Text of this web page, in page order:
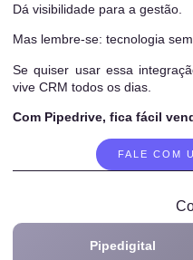
Dá visibilidade para a gestão.
Mas lembre-se: tecnologia
Se quiser usar essa
vive CRM todos os dias.
Com Pipedrive, fica fácil
FALE COM
Pipedigital